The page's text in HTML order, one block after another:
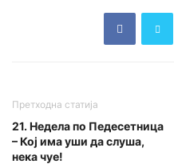
Претходна статија
21. Недела по Педесетница
– Кој има уши да слуша,
нека чуе!